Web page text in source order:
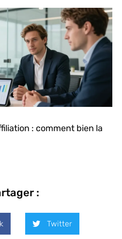
: comment bien la
:
Twitter